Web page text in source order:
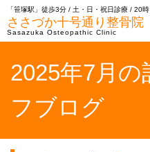
「笹塚駅」徒歩3分 / 土・日・祝日診療 / 20
ささづか十号通り整骨院
Sasazuka Osteopathic Clinic
2025年7月の
フブログ